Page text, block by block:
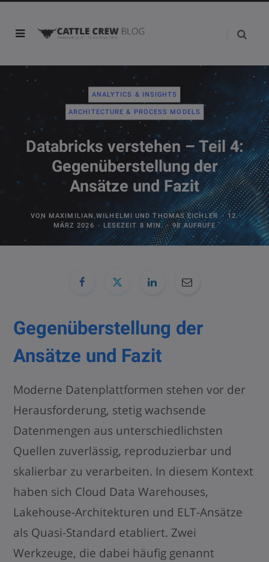
ANALYTICS & INSIGHTS
ARCHITECTURE & PROCESS MODELS
Databricks verstehen – Teil 4:
Gegenüberstellung der
Ansätze und Fazit
VON MAXIMILIAN WILHELMI UNDTHOMAS EICHLER
12.
MÄRZ 2026
LESEZEIT 8 MIN. 98 AUFRUFE
Gegenüberstellung der
Ansätze und Fazit
Moderne Datenplattformen stehen vor der
Herausforderung, stetig wachsende
Datenmengen aus unterschiedlichsten
Quellen zuverlässig, reproduzierbar und
skalierbar zu verarbeiten. In diesem Kontext
haben sich Cloud Data Warehouses,
Lakehouse-Architekturen und ELT-Ansätze
als Quasi-Standard etabliert. Zwei
Werkzeuge, die dabei häufig genannt